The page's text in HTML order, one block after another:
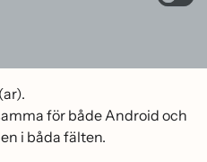
för både Android och
i båda fälten.